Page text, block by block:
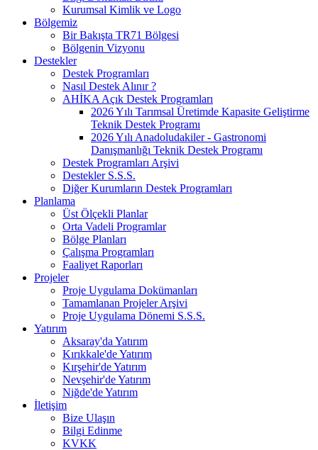
Kurumsal Kimlik ve Logo
Bölgemiz
Bir Bakışta TR71 Bölgesi
Bölgenin Vizyonu
Destekler
Destek Programları
Nasıl Destek Alınır ?
AHİKA Açık Destek Programları
2026 Yılı Tarımsal Üretimde Kapasite Geliştirme
Teknik Destek Programı
2026 Yılı Anadoludakiler - Gastronomi
Danışmanlığı Teknik Destek Programı
Destek Programları Arşivi
Destekler S.S.S.
Diğer Kurumların Destek Programları
Planlama
Üst Ölçekli Planlar
Orta Vadeli Programlar
Bölge Planları
Çalışma Programları
Faaliyet Raporları
Projeler
Proje Uygulama Dokümanları
Tamamlanan Projeler Arşivi
Proje Uygulama Dönemi S.S.S.
Yatırım
Aksaray'da Yatırım
Kırıkkale'de Yatırım
Kırşehir'de Yatırım
Nevşehir'de Yatırım
Niğde'de Yatırım
İletişim
Bize Ulaşın
Bilgi Edinme
KVKK